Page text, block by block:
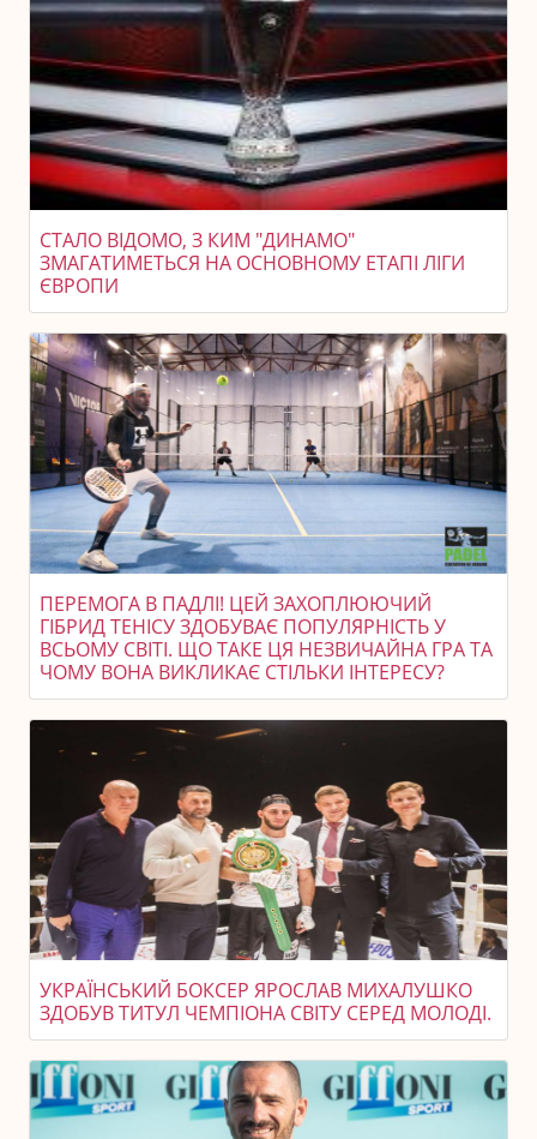
СТАЛО ВІДОМО, З КИМ "ДИНАМО"
ЗМАГАТИМЕТЬСЯ НА ОСНОВНОМУ ЕТАПІ ЛІГИ
ЄВРОПИ
ПЕРЕМОГА В ПАДЛІ! ЦЕЙ ЗАХОПЛЮЮЧИЙ
ГІБРИД ТЕНІСУ ЗДОБУВАЄ ПОПУЛЯРНІСТЬ У
ВСЬОМУ СВІТІ. ЩО ТАКЕ ЦЯ НЕЗВИЧАЙНА ГРА ТА
ЧОМУ ВОНА ВИКЛИКАЄ СТІЛЬКИ ІНТЕРЕСУ?
УКРАЇНСЬКИЙ БОКСЕР ЯРОСЛАВ МИХАЛУШКО
ЗДОБУВ ТИТУЛ ЧЕМПІОНА СВІТУ СЕРЕД МОЛОДІ.